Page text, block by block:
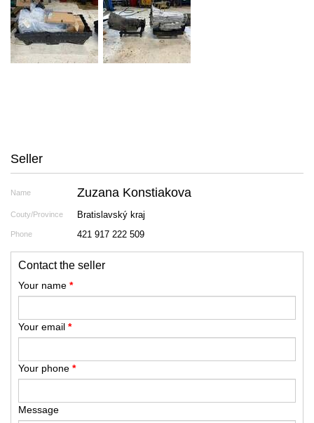
Seller
Name Zuzana Konstiakova
Couty/Province Bratislavský kraj
Phone 421 917 222 509
Contact the seller
Your name *
Your email *
Your phone *
Message